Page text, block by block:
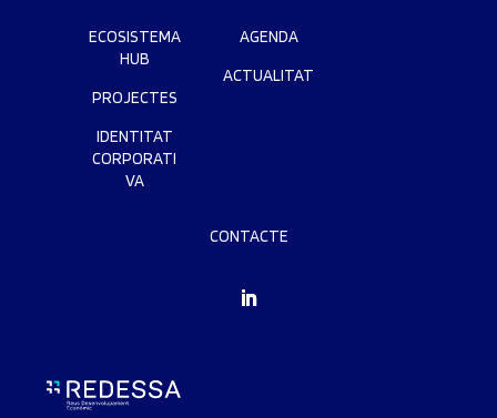
ECOSISTEMA
HUB
PROJECTES
IDENTITAT
CORPORATI
VA
AGENDA
ACTUALITAT
CONTACTE